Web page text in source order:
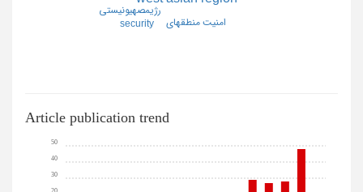
امنيت منطقهاي
رژيمصهيونيستي
security
Article publication trend
30
40
50